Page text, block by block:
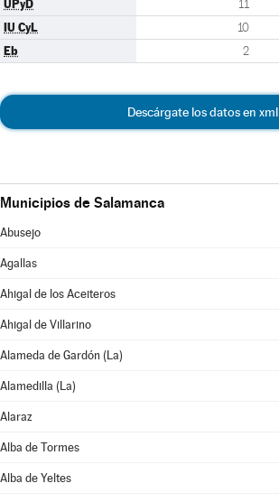
UPyD 11
IU CyL 10
Eb 2
Descárgate los datos en xml
Municipios de Salamanca
Abusejo
Agallas
Ahigal de los Aceiteros
Ahigal de Villarino
Alameda de Gardón (La)
Alamedilla (La)
Alaraz
Alba de Tormes
Alba de Yeltes